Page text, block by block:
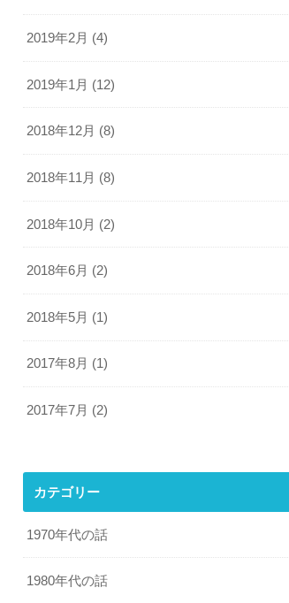
2019年2月 (4)
2019年1月 (12)
2018年12月 (8)
2018年11月 (8)
2018年10月 (2)
2018年6月 (2)
2018年5月 (1)
2017年8月 (1)
2017年7月 (2)
カテゴリー
1970年代の話
1980年代の話